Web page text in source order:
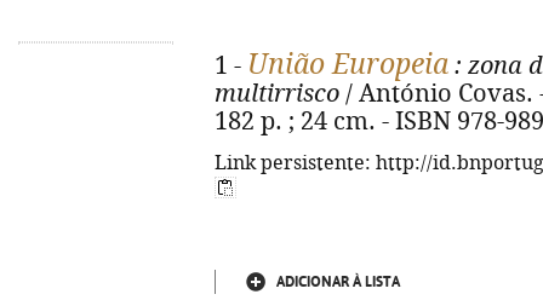
1 - União Europeia : zona
multirrisco / António Covas.
182 p. ; 24 cm. - ISBN 978-
Link persistente: http://
ADICIONAR À LISTA